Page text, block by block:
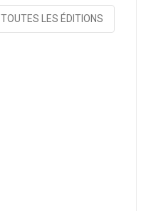
TOUTES LES ÉDITIONS